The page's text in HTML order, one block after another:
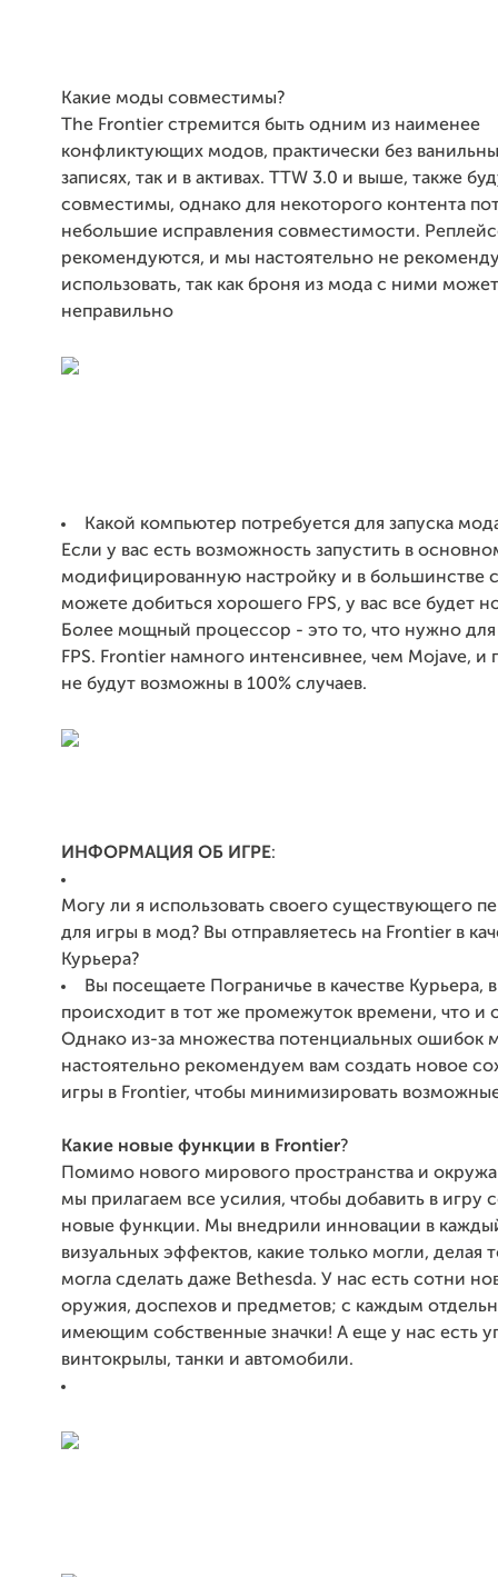
Какие моды совместимы?
The Frontier стремится быть одним из наименее
конфликтующих модов, практически без
записях, так и в активах. TTW 3.0 и выше, также
совместимы, однако для некоторого контента
небольшие исправления совместимости.
рекомендуются, и мы настоятельно не
использовать, так как броня из мода с ними
неправильно
Какой компьютер потребуется для запуска
Если у вас есть возможность запустить в
модифицированную настройку и в большинстве
можете добиться хорошего FPS, у вас все будет
Более мощный процессор - это то, что нужно
FPS. Frontier намного интенсивнее, чем Mojave, и
не будут возможны в 100% случаев.
ИНФОРМАЦИЯ ОБ ИГРЕ:
Могу ли я использовать своего существующего
для игры в мод? Вы отправляетесь на Frontier в
Курьера?
Вы посещаете Пограничье в качестве Курьера,
происходит в тот же промежуток времени, что и
Однако из-за множества потенциальных ошибок
настоятельно рекомендуем вам создать новое
игры в Frontier, чтобы минимизировать
Какие новые функции в Frontier?
Помимо нового мирового пространства и
мы прилагаем все усилия, чтобы добавить в игру
новые функции. Мы внедрили инновации в
визуальных эффектов, какие только могли, делая
могла сделать даже Bethesda. У нас есть сотни
оружия, доспехов и предметов; с каждым
имеющим собственные значки! А еще у нас есть
винтокрылы, танки и автомобили.